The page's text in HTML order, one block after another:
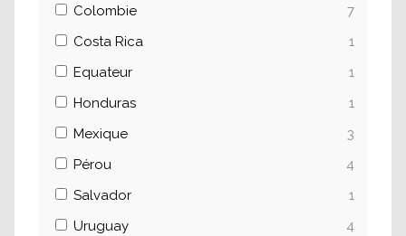
Colombie
7
Costa Rica
1
Equateur
1
Honduras
1
Mexique
3
Pérou
4
Salvador
1
Uruguay
4